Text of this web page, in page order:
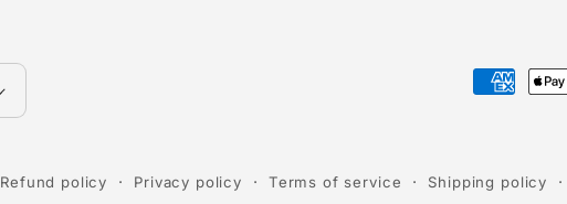
Payment
Refund policy Privacy policy Terms of service Shipping policy